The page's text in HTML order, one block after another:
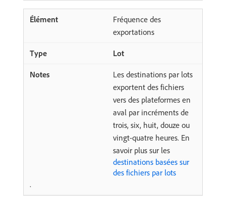
Fréquence des
exportations
Lot
Les destinations par lots
exportent des fichiers
vers des plateformes en
aval par incréments de
trois, six, huit, douze ou
vingt-quatre heures. En
savoir plus sur les
destinations basées sur
des fichiers par lots
.